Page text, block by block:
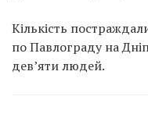
Кількість
по Павлограду на
дев’яти людей.